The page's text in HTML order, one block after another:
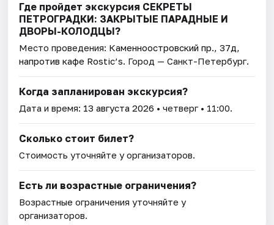
Где пройдет экскурсия СЕКРЕТЫ
ПЕТРОГРАДКИ: ЗАКРЫТЫЕ ПАРАДНЫЕ И
ДВОРЫ-КОЛОДЦЫ?
Место проведения: Каменноостровский пр., 37д,
напротив кафе Rostic’s. Город — Санкт-Петербург.
Когда запланирован экскурсия?
Дата и время: 13 августа 2026 • четверг • 11:00.
Сколько стоит билет?
Стоимость уточняйте у организаторов.
Есть ли возрастные ограничения?
Возрастные ограничения уточняйте у
организаторов.